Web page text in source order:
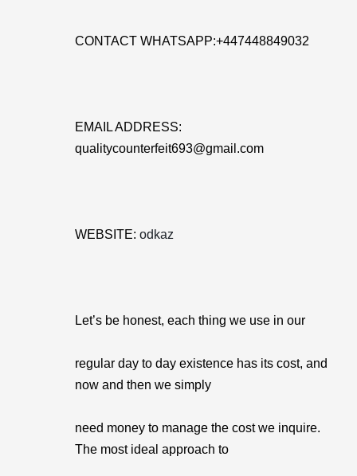
CONTACT WHATSAPP:+447448849032
EMAIL ADDRESS:
qualitycounterfeit693@gmail.com
WEBSITE: odkaz
Let’s be honest, each thing we use in our
regular day to day existence has its cost, and
now and then we simply
need money to manage the cost we inquire.
The most ideal approach to